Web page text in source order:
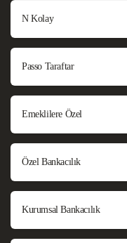
N Kolay
Passo Taraftar
Emeklilere Özel
Özel Bankacılık
Kurumsal Bankacılık